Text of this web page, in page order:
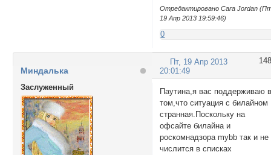
Отредактировано Cara Jordan
19 Апр 2013 19:59:46)
0
148
Пт, 19 Апр 2013
20:01:49
Миндалька
Заслуженный
Паутина,я вас поддерживаю
том,что ситуация с билайном
странная.Поскольку на
офсайте билайна и
роскомнадзора mybb так и не
числится в списках